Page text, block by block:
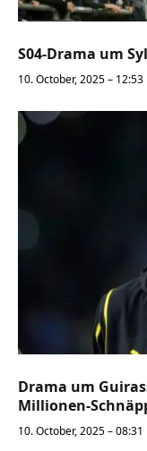
S04-Drama um
10. October, 2025 – 12:53
Drama um
Millionen-
10. October, 2025 – 08:31